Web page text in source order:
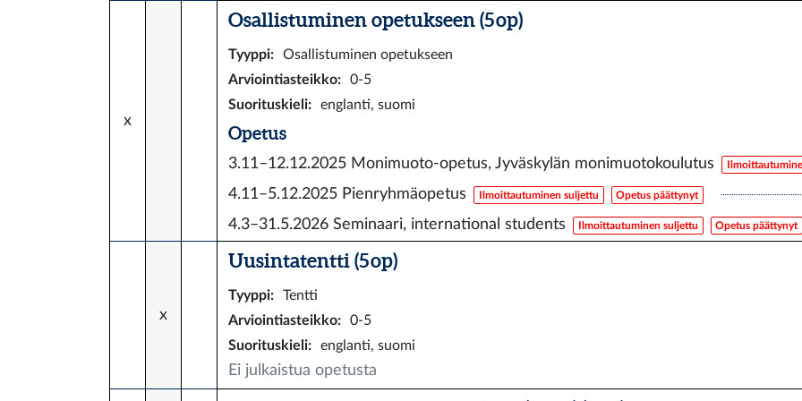
x
Osallistuminen opetukseen (5 op)
Tyyppi:
Osallistuminen opetukseen
Arviointiasteikko:
0-5
Suorituskieli: englanti, suomi
Opetus
3.11–12.12.2025 Monimuoto-opetus, Jyväskylän monimuotokoulutus
4.11–5.12.2025 Pienryhmäopetus Ilmoittautuminen suljettu Opetus päättynyt
4.3–31.5.2026 Seminaari, international students Ilmoittautuminen suljettu Opetus päättynyt
x
Uusintatentti (5 op)
Tyyppi:
Tentti
Arviointiasteikko:
0-5
Suorituskieli: englanti, suomi
Ei julkaistua opetusta